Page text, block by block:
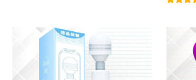
để
50 phútsau khi sạc xong . Thời
cường độ sử dụng.